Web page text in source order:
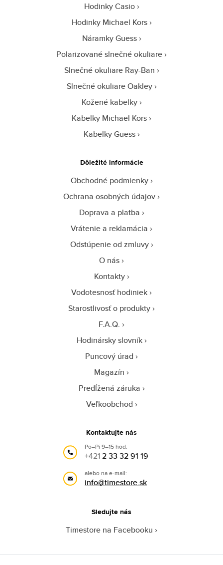
Hodinky Casio
Hodinky Michael Kors
Náramky Guess
Polarizované slnečné okuliare
Slnečné okuliare Ray-Ban
Slnečné okuliare Oakley
Kožené kabelky
Kabelky Michael Kors
Kabelky Guess
Dôležité informácie
Obchodné podmienky
Ochrana osobných údajov
Doprava a platba
Vrátenie a reklamácia
Odstúpenie od zmluvy
O nás
Kontakty
Vodotesnosť hodiniek
Starostlivosť o produkty
F.A.Q.
Hodinársky slovník
Puncový úrad
Magazín
Predĺžená záruka
Veľkoobchod
Kontaktujte nás
Po–Pi 9–15 hod.
+4212 33 32 91 19
alebo na e-mail:
info@timestore.sk
Sledujte nás
Timestore na Facebooku